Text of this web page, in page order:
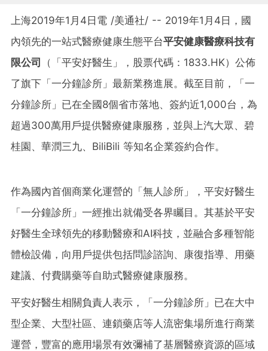
上海2019年1月4日電 /美通社/ -- 2019年1月4日，國
內領先的一站式醫療健康生態平台平安健康醫療科技有
限公司
（「平安好醫生」，股票代碼：1833.HK）公佈
了旗下「一分鐘診所」最新業務進展。截至目前，「一
分鐘診所」已在全國8個省市落地、簽約近1,000台，為
超過300萬用戶提供醫療健康服務，並與上汽大眾、碧
桂園、華潤三九、BiliBili 等知名企業簽約合作。
作為國內首個商業化運營的「無人診所」，平安好醫生
「一分鐘診所」一經推出就備受各界矚目。其基於平安
好醫生全球領先的移動醫療和AI科技，並融合多種智能
體檢設備，向用戶提供包括問診諮詢、康復指導、用藥
建議、付費購藥等自助式醫療健康服務。
平安好醫生相關負責人表示，「一分鐘診所」已在大中
型企業、大型社區、連鎖藥店等人流密集場所進行商業
運營，豐富的應用場景有效彌補了基層醫療資源的區域